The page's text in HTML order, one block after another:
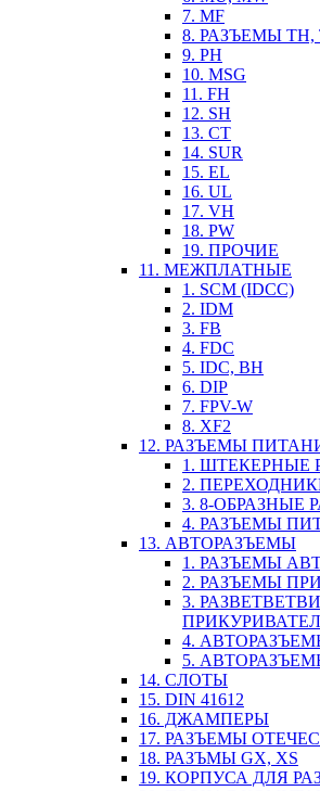
7. MF
8. РАЗЪЕМЫ TH,
9. PH
10. MSG
11. FH
12. SH
13. CT
14. SUR
15. EL
16. UL
17. VH
18. PW
19. ПРОЧИЕ
11. МЕЖПЛАТНЫЕ
1. SCM (IDCC)
2. IDM
3. FB
4. FDC
5. IDC, BH
6. DIP
7. FPV-W
8. XF2
12. РАЗЪЕМЫ
1. ШТЕКЕРНЫЕ
2.
3. 8-ОБРАЗНЫЕ
4. РАЗЪЕМЫ
13. АВТОРАЗЪЕМЫ
1. РАЗЪЕМЫ
2. РАЗЪЕМЫ
3.
4.
5.
14. СЛОТЫ
15. DIN 41612
16. ДЖАМПЕРЫ
17. РАЗЪЕМЫ
18. РАЗЪМЫ GX, XS
19. КОРПУСА ДЛЯ